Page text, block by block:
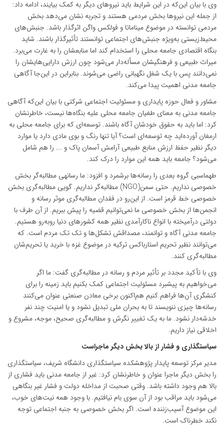
وی با بیان این‌که در این شرایط باید نیروهای دیگر به کمک بیایند، ادامه داد:
از جمله این نیروها بخش مردمی هستند و تجربه نشان می‌دهد بخش
مردمی توانسته در موضوع میناماتا و فولکس واگن اثرگذار باشد. جنبش‌های
محیط‌زیستی به‌ویژه جنبش‌های اجتماعی توانستند تأثیرگذار باشند. شاید
بنگاه اقتصادی جامعه محلی را استخدام کند اما منابعشان را به غارت می‌برد.
میراث طبیعی و فرهنگی­شان مسأله‌دار می‌شود چون ارزش دارایی‌هایشان را
نمی‌دانند پس با یک شغل نگهبانی راضی می‌شوند. بنابراین در این‌جا آگاهی
جامعه مدنی اهمیت پیدا می‌کند.
مشاور و فعال حوزه پایداری و مسئولیت اجتماعی شرکتی با بیان این‌که آگاهی
جامعه مدنی به معنای طغیان جامعه محلی علیه بنگاه‌ها نیست، خاطرنشان
کرد: اما باید به حقوق خودشان آگاه باشند. توسعه‌ای که برای جامعه محلی به
ارمغان آورده‌اید چه توسعه‌ای است؟ آیا تنها رنگ و بوی مادی دارد یا موارد
دیگر نظیر حفظ ارزش منابع طبیعی آرامش آسمان پاک و ... را هم شامل
می‌شود؟ جامعه باید همه این موارد را درک کند.
طهماسبی گروه بعدی را رسانه‌ها برشمرد و افزود: ما رسانه­ی مطالبه‌گر بخش
خصوصی نداریم. حتی سمن(NGO) مطالبه‌گر نداریم. گویی مطالبه‌گری بخش
خصوصی خط قرمز است. از این‌رو در فقدان مطالبه‌گری موثر رسانه و
انجمن‌ها از بخش خصوصی ما نمی‌توانیم قضیه را پیش ببریم. از آن طرف با
دولتی درآمیخته با انواع ناکارآمدی نظیر همه کشورهای دنیا روبه‌رو هستیم.
جامعه مدنی آگاه و توانمند، مصداقش تشکل‌ها و تک تک مردم است. که
می‌توانند نظیر تحریم استارباکس ترکیه در موضوع غزه با خرید یا تحریم‌شان
مطالبه‌گری کنند.
وی با تأکید مجدد بر تأثیر مردم و رسانه در مطالبه‌گری گفت: ما اگر
می‌خواهیم به پیشبرد مسئولیت اجتماعی کمک بکنیم باید زمینه را برای
کنشگری آن‌ها فراهم کنیم هم‌اکنون برخی معادن صنعتی عنوان می‌کنند
رسانه‌ها چیزی ننویسند تا به بحران ملی تبدیل نشود و یا امنیت چند نفر
خدشه‌دار نشود. ما به یک تغییر نگرش و مطالبه‌گری صحیح، موجه، مشروع و
اخلاقی نیاز داریم.
سیاستگذاری و فشار از بالا بخش دیگر ماجراست
مدیر مرکز توسعه پایدار پژوهشکده سیاستگذاری دانشگاه شریف، سیاستگذاری
را بخش دیگر ماجرا عنوان و خاطرنشان کرد: غیر از جامعه مدنی باید فشاری از
بالا هم وجود داشته باشد. وقتی صحبت از مداخله دولت و فشار غیر بنگاهی
می‌شود باید مراقب بود از آن سوی بام نیافتیم. با وجود همه نیت‌های خوب،
این موضوع آسیب‌زننده است. اگر بخش خصوصی به جنبه اجتماعی توجه
نکند خطرناک است.